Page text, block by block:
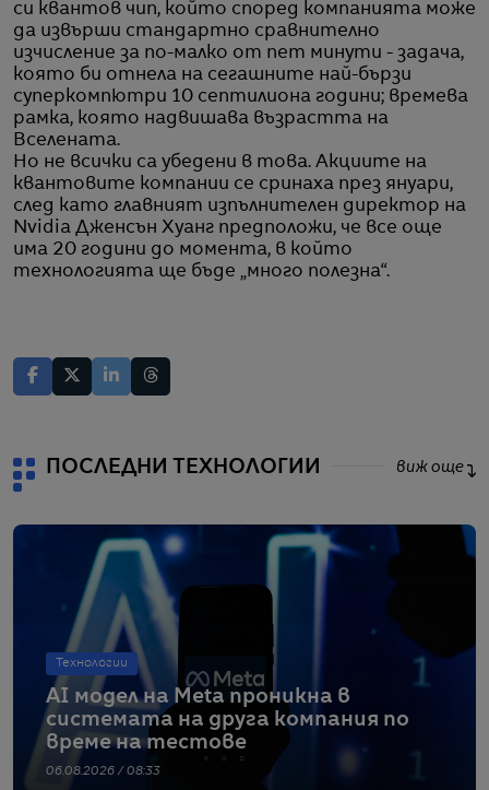
си квантов чип, който според компанията може
да извърши стандартно сравнително
изчисление за по-малко от пет минути - задача,
която би отнела на сегашните най-бързи
суперкомпютри 10 септилиона години; времева
рамка, която надвишава възрастта на
Вселената.
Но не всички са убедени в това. Акциите на
квантовите компании се сринаха през януари,
след като главният изпълнителен директор на
Nvidia Дженсън Хуанг предположи, че все още
има 20 години до момента, в който
технологията ще бъде „много полезна“.
ПОСЛЕДНИ ТЕХНОЛОГИИ виж още
Технологии
AI модел на Meta проникна в
системата на друга компания по
време на тестове
06.08.2026 / 08:33